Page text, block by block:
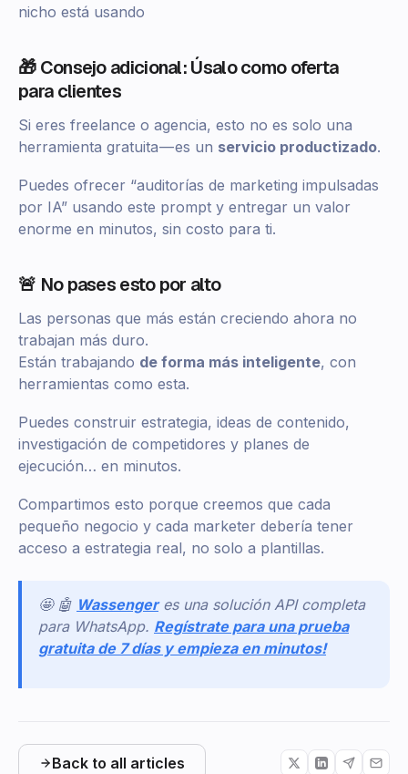
nicho está usando
🎁 Consejo adicional: Úsalo como oferta
para clientes
Si eres freelance o agencia, esto no es solo una
herramienta gratuita — es un servicio productizado.
Puedes ofrecer “auditorías de marketing impulsadas
por IA” usando este prompt y entregar un valor
enorme en minutos, sin costo para ti.
🚨 No pases esto por alto
Las personas que más están creciendo ahora no
trabajan más duro.
Están trabajando de forma más inteligente, con
herramientas como esta.
Puedes construir estrategia, ideas de contenido,
investigación de competidores y planes de
ejecución… en minutos.
Compartimos esto porque creemos que cada
pequeño negocio y cada marketer debería tener
acceso a estrategia real, no solo a plantillas.
🤩 🤖 Wassenger es una solución API completa
para WhatsApp. Regístrate para una prueba
gratuita de 7 días y empieza en minutos!
Back to all articles